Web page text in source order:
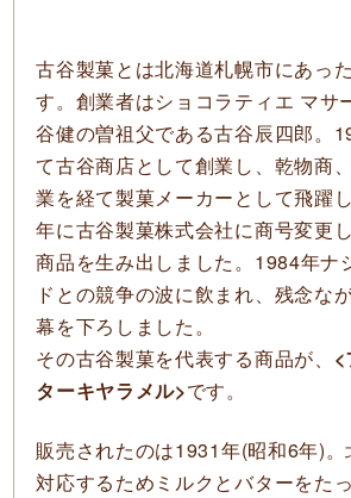
古谷製菓とは北海道札幌市にあっ
す。創業者はショコラティエ マサ
谷健の曽祖父である古谷辰四郎。
て古谷商店として創業し、乾物商
業を経て製菓メーカーとして飛躍
年に古谷製菓株式会社に商号変更
商品を生み出しました。1984年ナ
ドとの競争の波に飲まれ、残念な
幕を下ろしました。
その古谷製菓を代表する商品が、
ターキヤラメル>です。
販売されたのは1931年(昭和6年)
対応するためミルクとバターをた